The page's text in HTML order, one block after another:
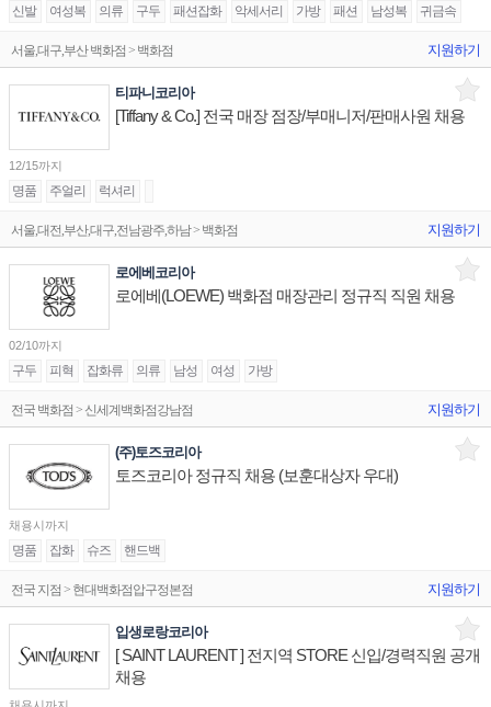
신발 여성복 의류 구두 패션잡화 악세서리 가방 패션 남성복 귀금속
서울,대구,부산 백화점 > 백화점 지원하기
티파니코리아
[Tiffany & Co.] 전국 매장 점장/부매니저/판매사원 채용
12/15까지
명품 주얼리 럭셔리
서울,대전,부산,대구,전남광주,하남 > 백화점 지원하기
로에베코리아
로에베(LOEWE) 백화점 매장관리 정규직 직원 채용
02/10까지
구두 피혁 잡화류 의류 남성 여성 가방
전국 백화점 > 신세계백화점강남점 지원하기
(주)토즈코리아
토즈코리아 정규직 채용 (보훈대상자 우대)
채용시까지
명품 잡화 슈즈 핸드백
전국 지점 > 현대백화점압구정본점 지원하기
입생로랑코리아
[ SAINT LAURENT ] 전지역 STORE 신입/경력직원 공개
채용